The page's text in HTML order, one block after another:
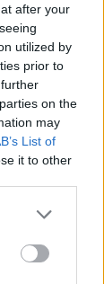
after your
utilized by
prior to
on the
may
List of
it to other